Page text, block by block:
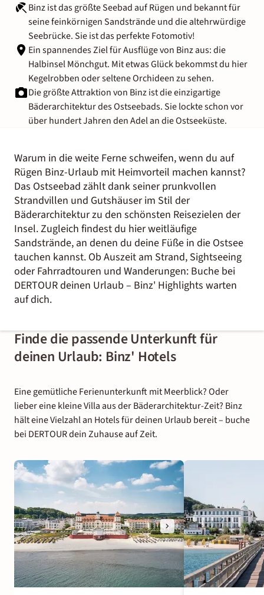
Binz ist das größte Seebad auf Rügen und bekannt für
seine feinkörnigen Sandstrände und die altehrwürdige
Seebrücke. Sie ist das perfekte Fotomotiv!
Ein spannendes Ziel für Ausflüge von Binz aus: die
Halbinsel Mönchgut. Mit etwas Glück bekommst du hier
Kegelrobben oder seltene Orchideen zu sehen.
Die größte Attraktion von Binz ist die einzigartige
Bäderarchitektur des Ostseebads. Sie lockte schon vor
über hundert Jahren den Adel an die Ostseeküste.
Warum in die weite Ferne schweifen, wenn du auf
Rügen Binz-Urlaub mit Heimvorteil machen kannst?
Das Ostseebad zählt dank seiner prunkvollen
Strandvillen und Gutshäuser im Stil der
Bäderarchitektur zu den schönsten Reisezielen der
Insel. Zugleich findest du hier weitläufige
Sandstrände, an denen du deine Füße in die Ostsee
tauchen kannst. Ob Auszeit am Strand, Sightseeing
oder Fahrradtouren und Wanderungen: Buche bei
DERTOUR deinen Urlaub – Binz' Highlights warten
auf dich.
Finde die passende Unterkunft für
deinen Urlaub: Binz' Hotels
Eine gemütliche Ferienunterkunft mit Meerblick? Oder
lieber eine kleine Villa aus der Bäderarchitektur-Zeit? Binz
hält eine Vielzahl an Hotels für deinen Urlaub bereit – buche
bei DERTOUR dein Zuhause auf Zeit.